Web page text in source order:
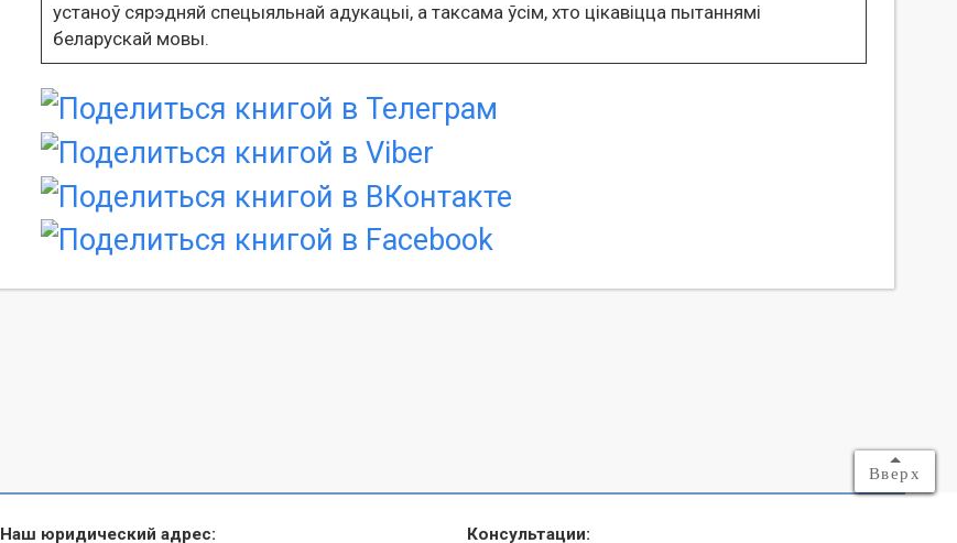
устаноў сярэдняй спецыяльнай адукацыі, а таксама ўсім, хто цікавіцца пытаннямі
беларускай мовы.
Вверх
Наш юридический адрес: Консультации: